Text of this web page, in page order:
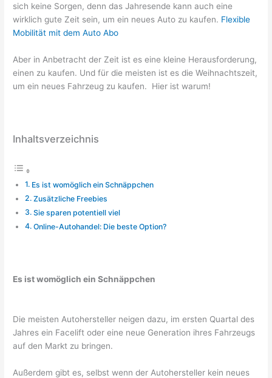
sich keine Sorgen, denn das Jahresende kann auch eine
wirklich gute Zeit sein, um ein neues Auto zu kaufen. Flexible
Mobilität mit dem Auto Abo
Aber in Anbetracht der Zeit ist es eine kleine Herausforderung,
einen zu kaufen. Und für die meisten ist es die Weihnachtszeit,
um ein neues Fahrzeug zu kaufen. Hier ist warum!
Inhaltsverzeichnis
Es ist womöglich ein Schnäppchen
Zusätzliche Freebies
Sie sparen potentiell viel
Online-Autohandel: Die beste Option?
Es ist womöglich ein Schnäppchen
Die meisten Autohersteller neigen dazu, im ersten Quartal des
Jahres ein Facelift oder eine neue Generation ihres Fahrzeugs
auf den Markt zu bringen.
Außerdem gibt es, selbst wenn der Autohersteller kein neues